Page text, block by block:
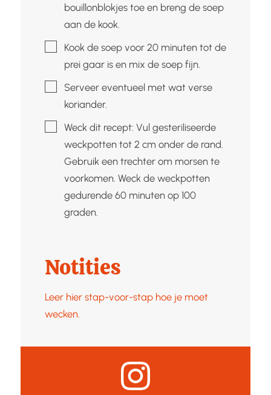
bouillonblokjes toe en breng de soep
aan de kook.
▢Kook de soep voor 20 minuten tot de
prei gaar is en mix de soep fijn.
▢Serveer eventueel met wat verse
koriander.
▢Weck dit recept: Vul gesteriliseerde
weckpotten tot 2 cm onder de rand.
Gebruik een trechter om morsen te
voorkomen. Weck de weckpotten
gedurende 60 minuten op 100
graden.
Notities
Leer hier stap-voor-stap hoe je moet
wecken.